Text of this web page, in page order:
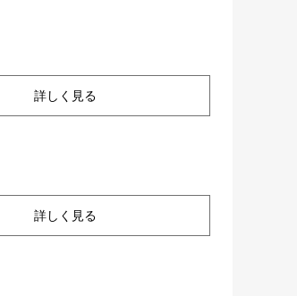
詳しく見る
詳しく見る